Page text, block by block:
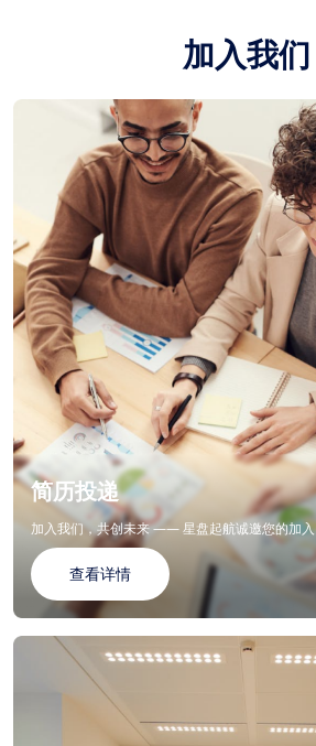
加入我们
简历投递
加入我们，共创未来 —— 星盘起航诚邀您的加入
查看详情